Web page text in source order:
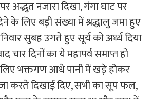
अद्भुत नजारा दिखा, गंगा घाट पर
के लिए बड़ी संख्या में श्रद्धालु जमा हुए
सुबह उगते हुए सूर्य को अर्ध्य दिया
दिनों का ये महापर्व समाप्त हो
भक्तगण आधे पानी में खड़े होकर
करते दिखाई दिए, सभी का सूप फल,